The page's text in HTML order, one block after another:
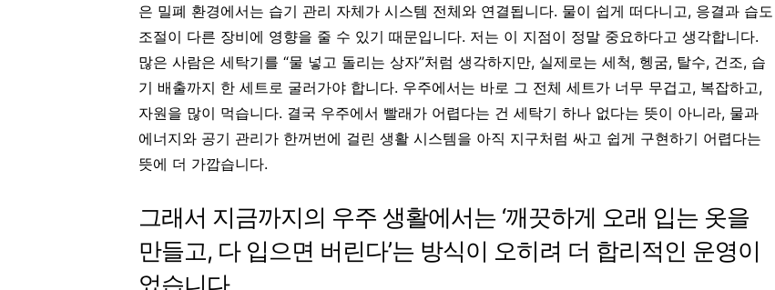
은 밀폐 환경에서는 습기 관리 자체가 시스템 전체와 연결됩니다. 물이 쉽게 떠다니고, 응결과 습도
조절이 다른 장비에 영향을 줄 수 있기 때문입니다. 저는 이 지점이 정말 중요하다고 생각합니다.
많은 사람은 세탁기를 “물 넣고 돌리는 상자”처럼 생각하지만, 실제로는 세척, 헹굼, 탈수, 건조, 습
기 배출까지 한 세트로 굴러가야 합니다. 우주에서는 바로 그 전체 세트가 너무 무겁고, 복잡하고,
자원을 많이 먹습니다. 결국 우주에서 빨래가 어렵다는 건 세탁기 하나 없다는 뜻이 아니라, 물과
에너지와 공기 관리가 한꺼번에 걸린 생활 시스템을 아직 지구처럼 싸고 쉽게 구현하기 어렵다는
뜻에 더 가깝습니다.
그래서 지금까지의 우주 생활에서는 ‘깨끗하게 오래 입는 옷을
만들고, 다 입으면 버린다’는 방식이 오히려 더 합리적인 운영이
었습니다